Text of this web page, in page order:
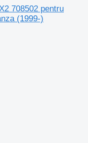
708502 pentru
(1999-)